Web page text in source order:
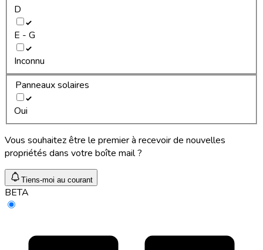
D
E - G
Inconnu
Panneaux solaires
Oui
Vous souhaitez être le premier à recevoir de nouvelles
propriétés dans votre boîte mail ?
Tiens-moi au courant
BETA